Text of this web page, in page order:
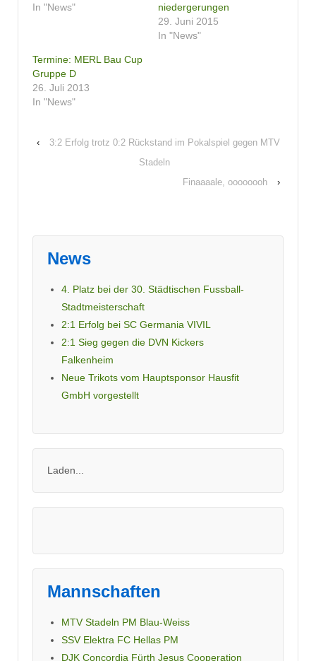
In "News"
niedergerungen
29. Juni 2015
In "News"
Termine: MERL Bau Cup
Gruppe D
26. Juli 2013
In "News"
‹
3:2 Erfolg trotz 0:2 Rückstand im Pokalspiel gegen MTV
Stadeln
Finaaaale, oooooooh
›
News
4. Platz bei der 30. Städtischen Fussball-
Stadtmeisterschaft
2:1 Erfolg bei SC Germania VIVIL
2:1 Sieg gegen die DVN Kickers
Falkenheim
Neue Trikots vom Hauptsponsor Hausfit
GmbH vorgestellt
Laden...
Mannschaften
MTV Stadeln PM Blau-Weiss
SSV Elektra FC Hellas PM
DJK Concordia Fürth Jesus Cooperation